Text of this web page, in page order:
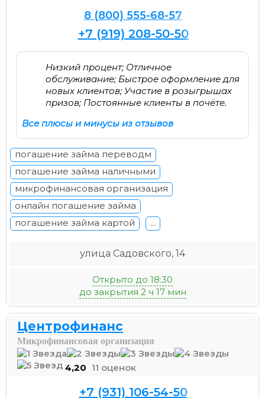
8 (800) 555-68-57
+7 (919) 208-50-50
Низкий процент; Отличное
обслуживание; Быстрое оформление для
новых клиентов; Участие в розыгрышах
призов; Постоянные клиенты в почёте.
Все плюсы и минусы из отзывов
погашение займа переводм
погашение займа наличными
микрофинансовая организация
онлайн погашение займа
погашение займа картой
...
улица Садовского, 14
Открыто до 18:30
до закрытия 2 ч 17 мин
Центрофинанс
Микрофинансовая организация
4,20 11 оценок
+7 (931) 106-54-50